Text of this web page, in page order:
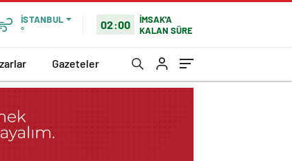
İSTANBUL
°
02:00
İMSAK'A
KALAN SÜRE
Gazeteler